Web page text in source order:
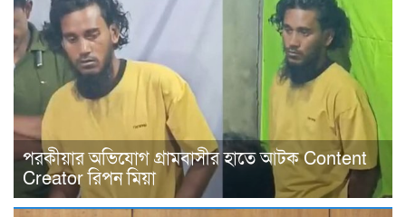
পরকীয়ার অভিযোগ গ্রামবাসীর হাতে আটক Content
Creator রিপন মিয়া